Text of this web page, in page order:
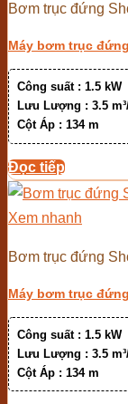
Bơm trục đứng
Máy bơm trục
Công suất : 1.5 kW
Lưu Lượng : 3.5
Cột Áp : 134 m
Đọc tiếp
Xem nhanh
Bơm trục đứng
Máy bơm trục
Công suất : 1.5 kW
Lưu Lượng : 3.5
Cột Áp : 134 m